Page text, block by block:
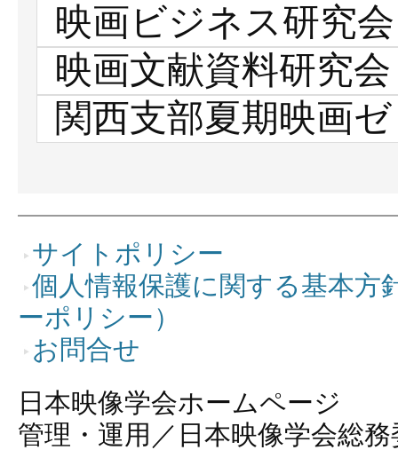
映画ビジネス研究会
映画文献資料研究会
関西支部夏期映画
サイトポリシー
個人情報保護に関する基本方
ーポリシー）
お問合せ
日本映像学会ホームページ
管理・運用／日本映像学会総